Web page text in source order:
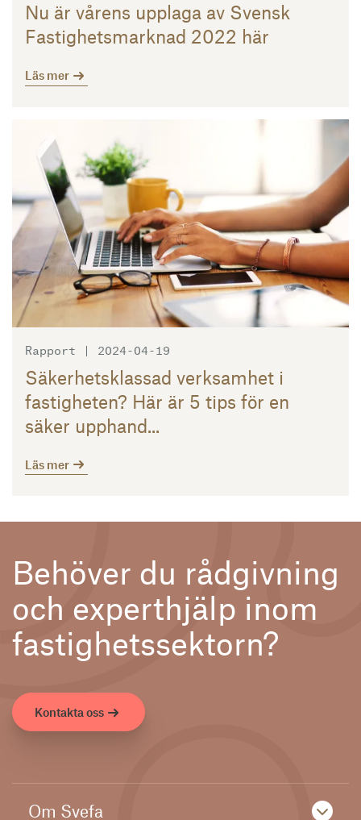
Nu är vårens upplaga av Svensk
Fastighetsmarknad 2022 här
Läs mer
Rapport | 2024-04-19
Säkerhetsklassad verksamhet i
fastigheten? Här är 5 tips för en
säker upphand...
Läs mer
Behöver du rådgivning
och experthjälp inom
fastighetssektorn?
Kontakta oss
Om Svefa